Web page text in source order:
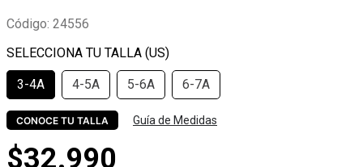
Código: 24556
3-4A 4-5A 5-6A 6-7A
CONOCE TU TALLA Guía de Medidas
$32.990